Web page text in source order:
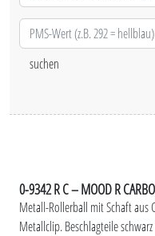
0-9342 R C – MOOD R
Metall-Rollerball mit Schaft aus
Metallclip. Beschlagteile